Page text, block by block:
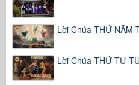
Lời Chúa THỨ NĂM
Lời Chúa THỨ TƯ